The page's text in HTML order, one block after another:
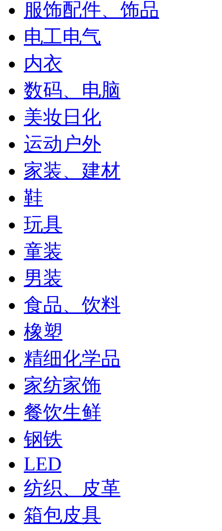
服饰配件、饰品
电工电气
内衣
数码、电脑
美妆日化
运动户外
家装、建材
鞋
玩具
童装
男装
食品、饮料
橡塑
精细化学品
家纺家饰
餐饮生鲜
钢铁
LED
纺织、皮革
箱包皮具